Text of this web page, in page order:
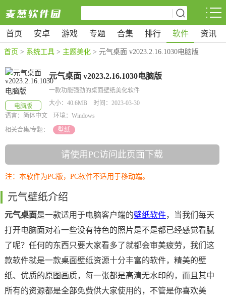
首页 安卓 游戏 专题 合集 排行 软件 资讯
首页 > 系统工具 > 主题美化 > 元气桌面 v2023.2.16.1030电脑版
电脑版
元气桌面 v2023.2.16.1030电脑版
一款功能强劲的桌面壁纸美化软件
大小：40.6MB 时间：2023-03-30
语言：简体中文 环境：Windows
相关合集/专题：
壁纸
请使用PC访问此页面下载
注：本软件为PC版，PC软件不适用于移动端。
元气壁纸介绍
元气桌面是一款适用于电脑客户端的壁纸软件，当我们每天
打开电脑面对着一些没有特色的照片是不是都已经感觉看腻
了呢？任何的东西只要大家看多了就都会审美疲劳，我们这
款软件就是一款桌面壁纸资源十分丰富的软件，精美的壁
纸、优质的原图画质，每一张都是高清无水印的，而且其中
所有的资源都是全部免费供大家使用的，不管是你喜欢美